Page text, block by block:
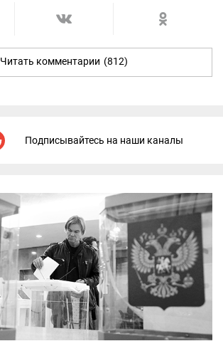
Читать комментарии (812)
Подписывайтесь на наши каналы